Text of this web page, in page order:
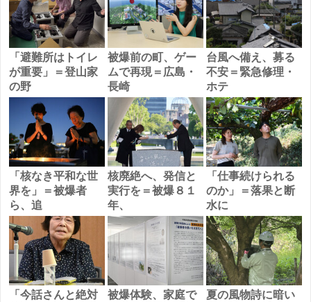
「避難所はトイレ
が重要」＝登山家
の野
被爆前の町、ゲー
ムで再現＝広島・
長崎
台風へ備え、募る
不安＝緊急修理・
ホテ
「核なき平和な世
界を」＝被爆者
ら、追
核廃絶へ、発信と
実行を＝被爆８１
年、
「仕事続けられる
のか」＝落果と断
水に
「今話さんと絶対
被爆体験、家庭で
夏の風物詩に暗い